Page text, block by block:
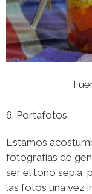
6. Portafotos
Estamos
fotografías de
ser el tono sepia,
las fotos una vez